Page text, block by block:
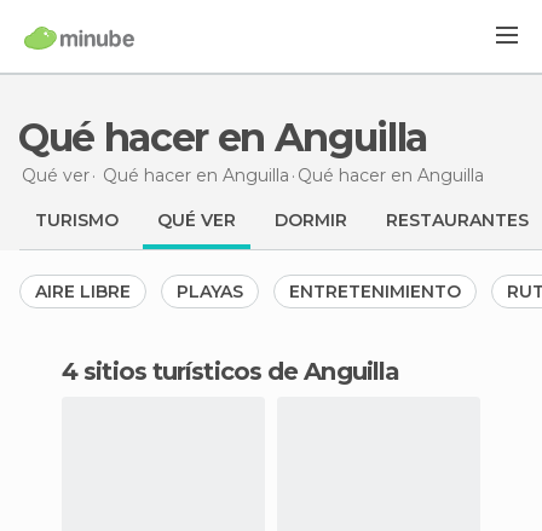
Qué hacer en Anguilla
Qué ver Qué hacer en Anguilla Qué hacer en Anguilla
TURISMO QUÉ VER DORMIR RESTAURANTES
AIRE LIBRE PLAYAS ENTRETENIMIENTO
4 sitios turísticos de Anguilla